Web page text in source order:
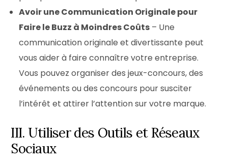
Avoir une Communication Originale pour
Faire le Buzz à Moindres Coûts – Une
communication originale et divertissante peut
vous aider à faire connaître votre entreprise.
Vous pouvez organiser des jeux-concours, des
événements ou des concours pour susciter
l’intérêt et attirer l’attention sur votre marque.
III. Utiliser des Outils et Réseaux
Sociaux